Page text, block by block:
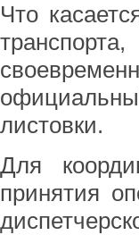
Что
листовки.
Для
принятия